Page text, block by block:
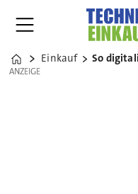
Home
Einkauf
ANZEIGE
ANZEIGE